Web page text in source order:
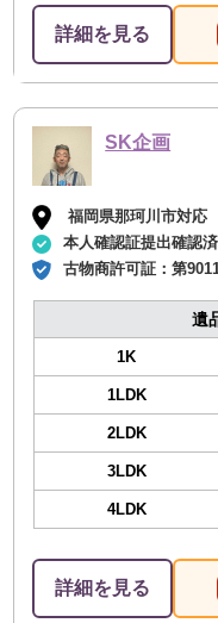
詳細を見る
SK企画
福岡県那珂川市対応
本人確認証提出確認
古物商許可証：第
遺
1K
1LDK
2LDK
3LDK
4LDK
詳細を見る